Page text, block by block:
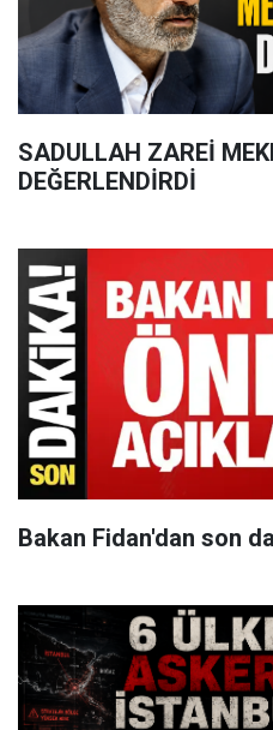
SADULLAH ZAREİ
DEĞERLENDİRDİ
Bakan Fidan'dan son